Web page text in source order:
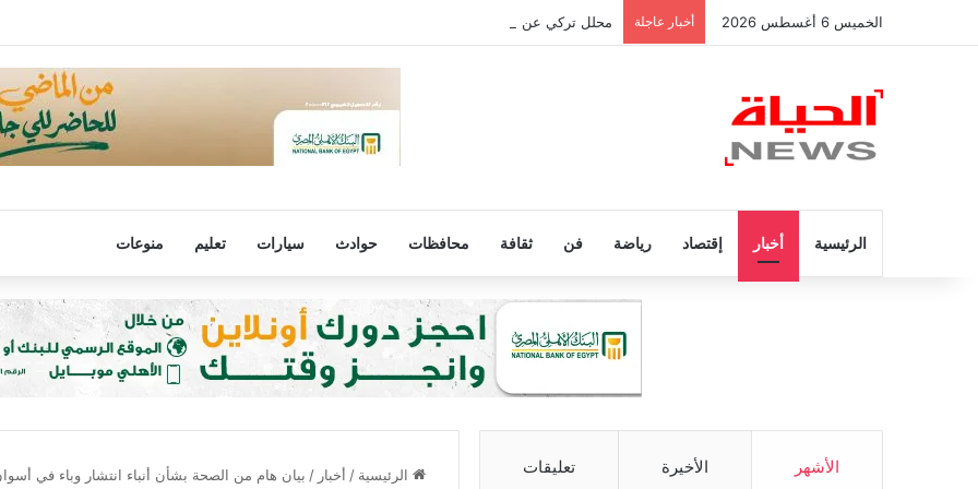
الخميس 6 أغسطس 2026 أخبار عاجلة محلل تركي عن محمد صلاح: وصوله إلى تركيا من أكبر إنجازات البلاد
الرئيسية أخبار إقتصاد رياضة فن ثقافة محافظات حوادث سيارات تعليم منوعات
الرئيسية / أخبار / بيان هام من الصحة بشأن أنباء انتشار وباء في الأشهر الأخيرة تعليقات